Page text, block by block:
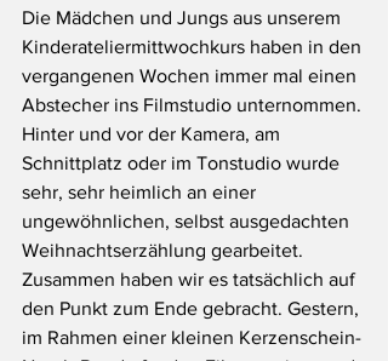
Die Mädchen und Jungs aus unserem
Kinderateliermittwochkurs haben in den
vergangenen Wochen immer mal einen
Abstecher ins Filmstudio unternommen.
Hinter und vor der Kamera, am
Schnittplatz oder im Tonstudio wurde
sehr, sehr heimlich an einer
ungewöhnlichen, selbst ausgedachten
Weihnachtserzählung gearbeitet.
Zusammen haben wir es tatsächlich auf
den Punkt zum Ende gebracht. Gestern,
im Rahmen einer kleinen Kerzenschein-